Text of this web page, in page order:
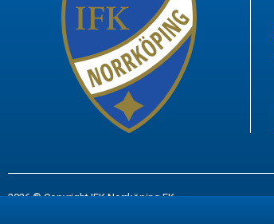
2026 © Copyright IFK Norrköping FK